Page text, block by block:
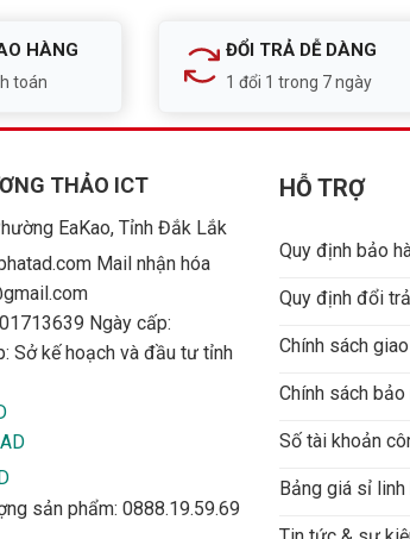
HÀNG
toán
ĐỔI TRẢ DỄ DÀNG
1 đổi 1 trong 7 ngày
THẢO ICT
EaKao, Tỉnh Đắk Lắk
Mail nhận hóa
Ngày cấp:
Sở kế hoạch và đầu tư tỉnh
sản phẩm: 0888.19.59.69
HỖ TRỢ
Quy định bảo
Quy định đổi trả
Chính sách
Chính sách
Số tài khoản
Bảng giá sỉ linh